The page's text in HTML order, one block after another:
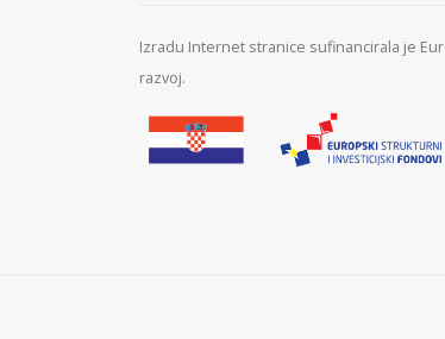
Izradu Internet stranice sufinancirala je
razvoj.